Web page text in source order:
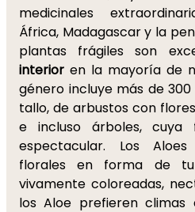
medicinales
África, Madagascar y la
plantas frágiles son
interior en la mayoría de
género incluye más de
tallo, de arbustos con
e incluso árboles, cuya
espectacular. Los
florales en forma de
vivamente coloreadas,
los Aloe prefieren climas